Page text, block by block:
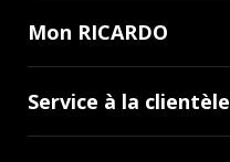
Mon RICARDO
Service à la clientèle